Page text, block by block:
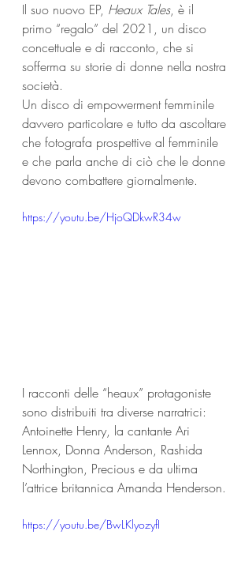
Il suo nuovo EP, Heaux Tales, è il
primo “regalo” del 2021, un disco
concettuale e di racconto, che si
sofferma su storie di donne nella nostra
società.
Un disco di empowerment femminile
davvero particolare e tutto da ascoltare
che fotografa prospettive al femminile
e che parla anche di ciò che le donne
devono combattere giornalmente.
https://youtu.be/HjoQDkwR34w
I racconti delle “heaux” protagoniste
sono distribuiti tra diverse narratrici:
Antoinette Henry, la cantante Ari
Lennox, Donna Anderson, Rashida
Northington, Precious e da ultima
l’attrice britannica Amanda Henderson.
https://youtu.be/BwLKlyozyfI